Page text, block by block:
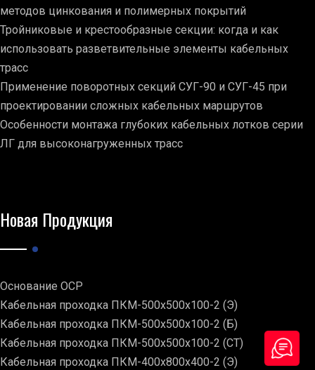
методов цинкования и полимерных покрытий
Тройниковые и крестообразные секции: когда и как
использовать разветвительные элементы кабельных
трасс
Применение поворотных секций СУГ-90 и СУГ-45 при
проектировании сложных кабельных маршрутов
Особенности монтажа глубоких кабельных лотков серии
ЛГ для высоконагруженных трасс
Новая Продукция
Основание ОСР
Кабельная проходка ПКМ-500х500х100-2 (Э)
Кабельная проходка ПКМ-500х500х100-2 (Б)
Кабельная проходка ПКМ-500х500х100-2 (СТ)
Кабельная проходка ПКМ-400х800х400-2 (Э)